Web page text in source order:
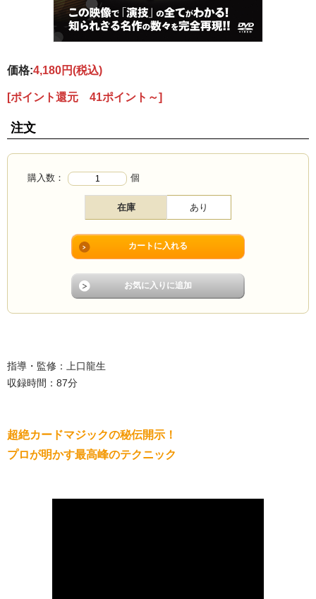
価格:4,180円(税込)
[ポイント還元 41ポイント～]
注文
購入数： 個
在庫 あり
指導・監修：上口龍生
収録時間：87分
超絶カードマジックの秘伝開示！
プロが明かす最高峰のテクニック